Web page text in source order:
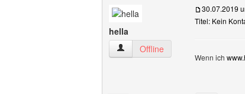
hella
hella Benutzer-Profile anzeigen
Offline
30.07.2019
Titel: Kein
Wenn ich